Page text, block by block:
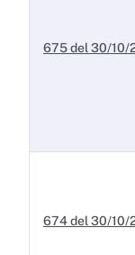
675 del 30/10/
674 del 30/10/